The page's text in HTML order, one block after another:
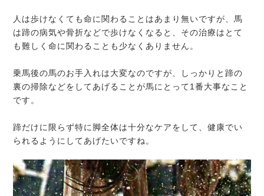
人は歩けなくても命に関わることはあまり無いですが、馬
は蹄の病気や骨折などで歩けなくなると、その治療はとて
も難しく命に関わることも少なくありません。
乗馬後の馬のお手入れは大変なのですが、しっかりと蹄の
裏の掃除などをしてあげることが馬にとって1番大事なこと
です。
蹄だけに限らず特に脚全体は十分なケアをして、健康でい
られるようにしてあげたいですね。